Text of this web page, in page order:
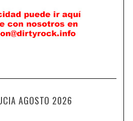
AGOSTO 2026